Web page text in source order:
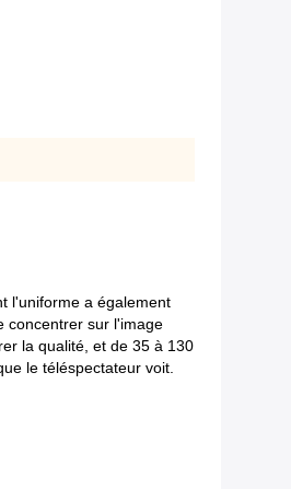
l'uniforme a également
concentrer sur l'image
la qualité, et de 35 à 130
le téléspectateur voit.